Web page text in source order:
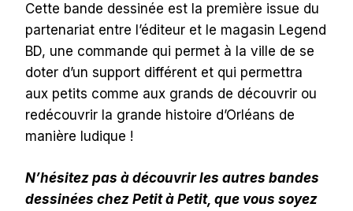
Cette bande dessinée est la première issue du
partenariat entre l’éditeur et le magasin Legend
BD, une commande qui permet à la ville de se
doter d’un support différent et qui permettra
aux petits comme aux grands de découvrir ou
redécouvrir la grande histoire d’Orléans de
manière ludique !
N’hésitez pas à découvrir les autres bandes
dessinées chez Petit à Petit, que vous soyez